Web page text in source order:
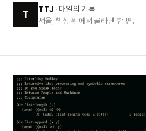
T
TTJ · 매일의 기록
서울, 책상 위에서 골라낸 한 편.